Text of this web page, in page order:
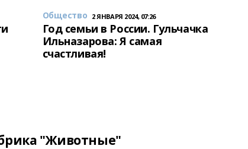
Общество 2 ЯНВАРЯ 2024, 07:26
Год семьи в России. Гульчачка
Ильназарова: Я самая
счастливая!
"Животные"